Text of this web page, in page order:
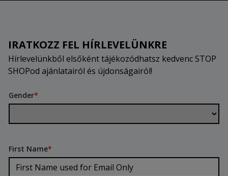
IRATKOZZ FEL HÍRLEVELÜNKRE
Hírlevelünkből elsőként tájékozódhatsz kedvenc STOP
SHOPod ajánlatairól és újdonságairól!
Gender*
First Name*